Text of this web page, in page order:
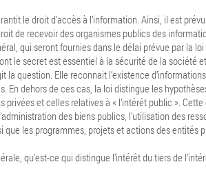
le droit d’accès à l’information. Ainsi, il est
de recevoir des organismes publics des
qui seront fournies dans le délai prévue par la
le secret est essentiel à la sécurité de la société et
la question. Elle reconnait l’existence
En dehors de ces cas, la loi distingue les
et celles relatives à « l’intérêt public ».
des biens publics, l’utilisation des
les programmes, projets et actions des entités
qu’est-ce qui distingue l’intérêt du tiers de